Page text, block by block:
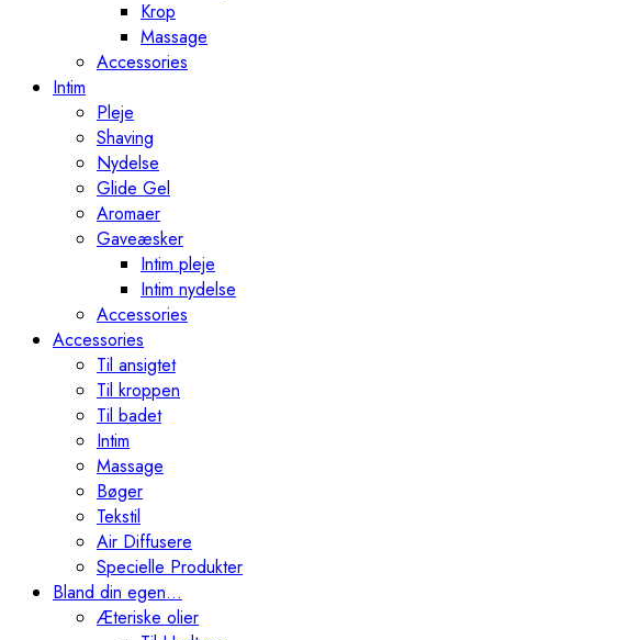
Krop
Massage
Accessories
Intim
Pleje
Shaving
Nydelse
Glide Gel
Aromaer
Gaveæsker
Intim pleje
Intim nydelse
Accessories
Accessories
Til ansigtet
Til kroppen
Til badet
Intim
Massage
Bøger
Tekstil
Air Diffusere
Specielle Produkter
Bland din egen…
Æteriske olier